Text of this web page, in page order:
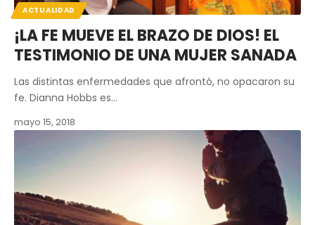
ACTUALIDAD
¡LA FE MUEVE EL BRAZO DE DIOS! EL
TESTIMONIO DE UNA MUJER SANADA
Las distintas enfermedades que afrontó, no opacaron su
fe. Dianna Hobbs es…
mayo 15, 2018